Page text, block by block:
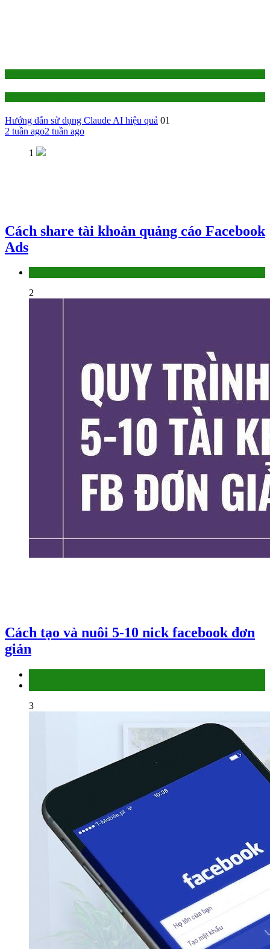
Hướng dẫn sử dụng Claude AI hiệu quả 01
2 tuần ago2 tuần ago
1
Cách share tài khoản quảng cáo Facebook
Ads
2
Cách tạo và nuôi 5-10 nick facebook đơn
giản
3